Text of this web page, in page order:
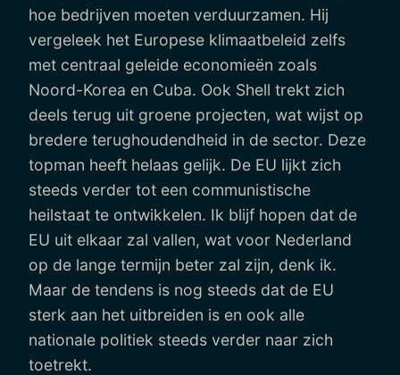
hoe bedrijven moeten verduurzamen. Hij
vergeleek het Europese klimaatbeleid zelfs
met centraal geleide economieën zoals
Noord-Korea en Cuba. Ook Shell trekt zich
deels terug uit groene projecten, wat wijst op
bredere terughoudendheid in de sector. Deze
topman heeft helaas gelijk. De EU lijkt zich
steeds verder tot een communistische
heilstaat te ontwikkelen. Ik blijf hopen dat de
EU uit elkaar zal vallen, wat voor Nederland
op de lange termijn beter zal zijn, denk ik.
Maar de tendens is nog steeds dat de EU
sterk aan het uitbreiden is en ook alle
nationale politiek steeds verder naar zich
toetrekt.